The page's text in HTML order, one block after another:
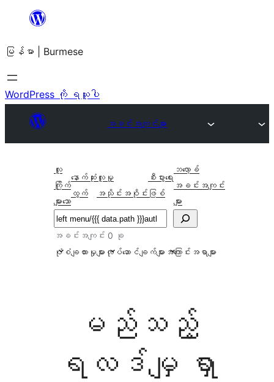
အကြောင်းအရာ
ကျော်သွား
ရန်
မြန်မာ | Burmese
WordPress ကို ရယူပါ
အခင်းအကျင်းများ
လူ
ကြိုက်
များသော
နောက်ဆုံး
ထွက်
လူမှု
အသိုင်းအဝိုင်း
စီးပွားရေး
ဖြစ်
ဘလော့ခ်
အခင်းအကျင်း
များ
ရှာ
ပါ
အခင်းအကျင်း 0 ခု
ပုံစံချထားမှုများ လုပ်ဆောင်ချက်များ အကြောင်းအရာများ
မည်သည့်
ရလဒ်မျှ ရှာ